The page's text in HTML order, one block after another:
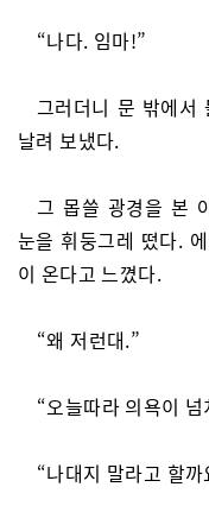
“나다. 임마!”
그러더니 문 밖에서
날려 보냈다.
그 몹쓸 광경을 본
눈을 휘둥그레 떴다.
이 온다고 느꼈다.
“왜 저런대.”
“오늘따라 의욕이
“나대지 말라고 할까